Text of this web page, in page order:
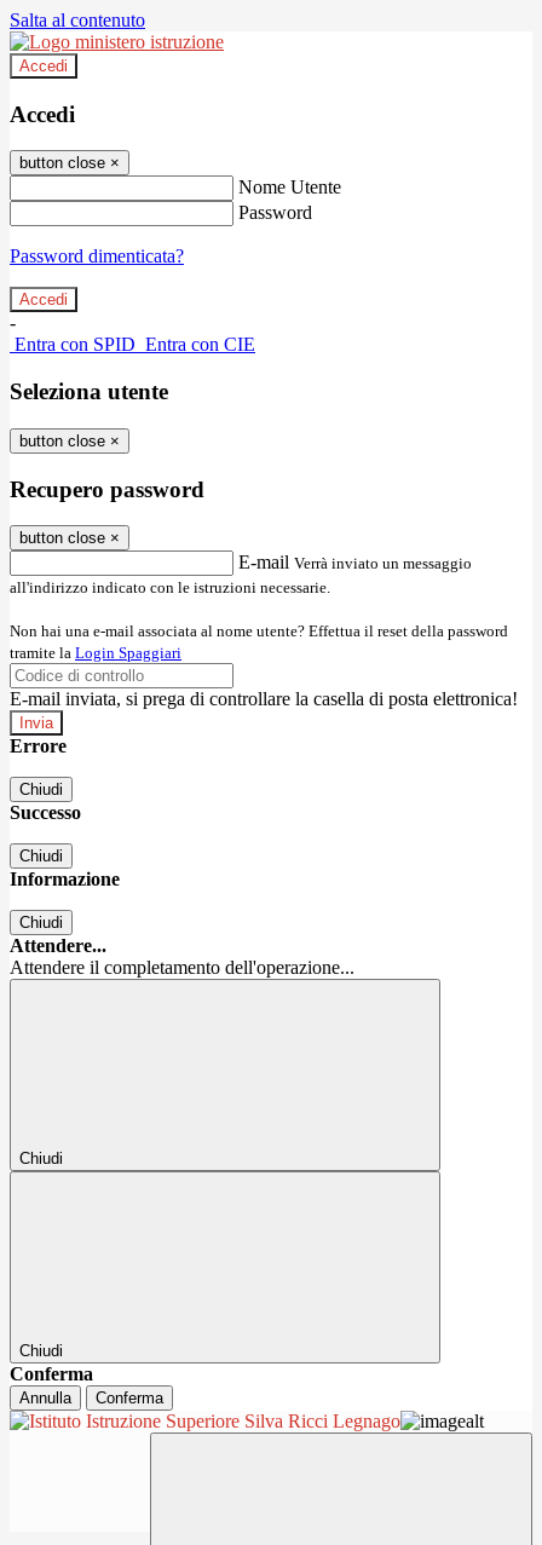
Salta al contenuto
Accedi
Accedi
button close ×
Nome Utente
Password
Password dimenticata?
-
Entra con SPID Entra con CIE
Seleziona utente
button close ×
Recupero password
button close ×
E-mail Verrà inviato un messaggio
all'indirizzo indicato con le istruzioni necessarie.
Non hai una e-mail associata al nome utente? Effettua il reset della password
tramite la Login Spaggiari
E-mail inviata, si prega di controllare la casella di posta elettronica!
Errore
Chiudi
Successo
Chiudi
Informazione
Chiudi
Attendere...
Attendere il completamento dell'operazione...
Chiudi
Chiudi
Conferma
Annulla Conferma